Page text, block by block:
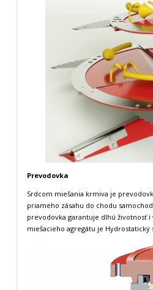
Prevodovka
Srdcom miešania krmiva je
priameho zásahu do chodu
prevodovka garantuje dlhú životnosť
miešacieho agregátu je